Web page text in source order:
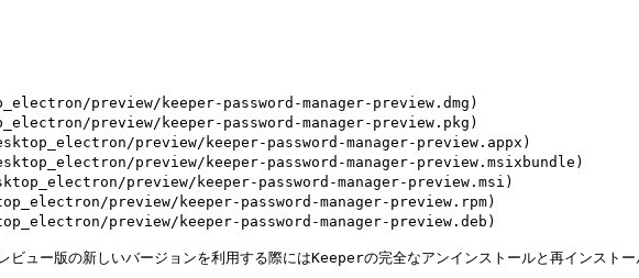
preview/keeper-password-manager-preview.dmg)
preview/keeper-password-manager-preview.pkg)
preview/keeper-password-manager-preview.appx)
preview/keeper-password-manager-preview.msixbundle)
preview/keeper-password-manager-preview.msi)
preview/keeper-password-manager-preview.rpm)
preview/keeper-password-manager-preview.deb)
ュー版の新しいバージョンを利用する際にはKeeperの完全なアンインストールと再インスト